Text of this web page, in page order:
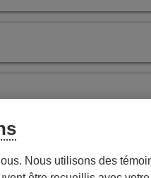
Nous utilisons des